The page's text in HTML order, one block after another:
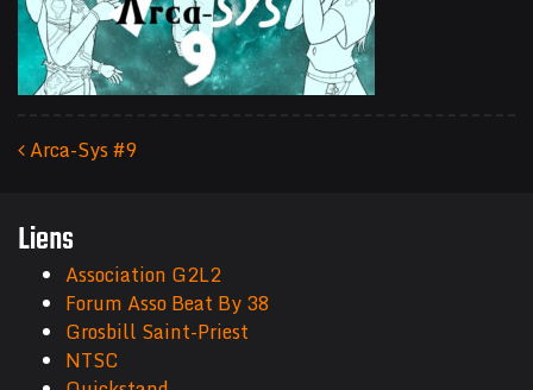
Arca-Sys #9
Liens
Association G2L2
Forum Asso Beat By 38
Grosbill Saint-Priest
NTSC